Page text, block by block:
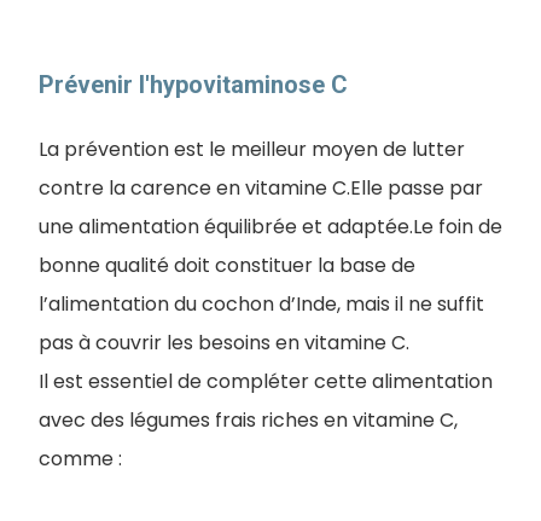
Prévenir l'hypovitaminose C
La prévention est le meilleur moyen de lutter
contre la carence en vitamine C.Elle passe par
une alimentation équilibrée et adaptée.Le foin de
bonne qualité doit constituer la base de
l’alimentation du cochon d’Inde, mais il ne suffit
pas à couvrir les besoins en vitamine C.
Il est essentiel de compléter cette alimentation
avec des légumes frais riches en vitamine C,
comme :